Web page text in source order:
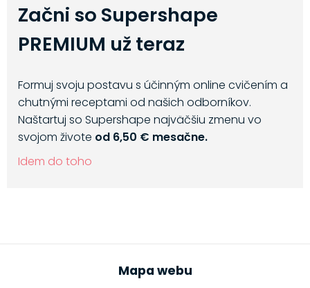
Začni so Supershape
PREMIUM už teraz
Formuj svoju postavu s účinným online cvičením a
chutnými receptami od našich odborníkov.
Naštartuj so Supershape najväčšiu zmenu vo
svojom živote od 6,50 € mesačne.
Idem do toho
Mapa webu